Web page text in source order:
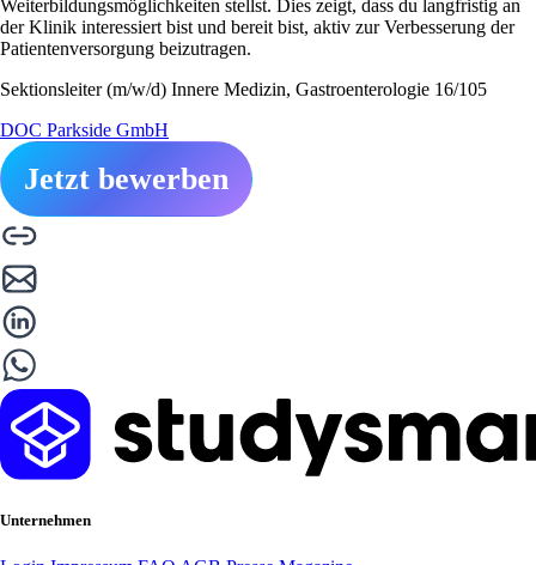
Weiterbildungsmöglichkeiten stellst. Dies zeigt, dass du langfristig an
der Klinik interessiert bist und bereit bist, aktiv zur Verbesserung der
Patientenversorgung beizutragen.
Sektionsleiter (m/w/d) Innere Medizin, Gastroenterologie 16/105
DOC Parkside GmbH
Jetzt bewerben
Unternehmen